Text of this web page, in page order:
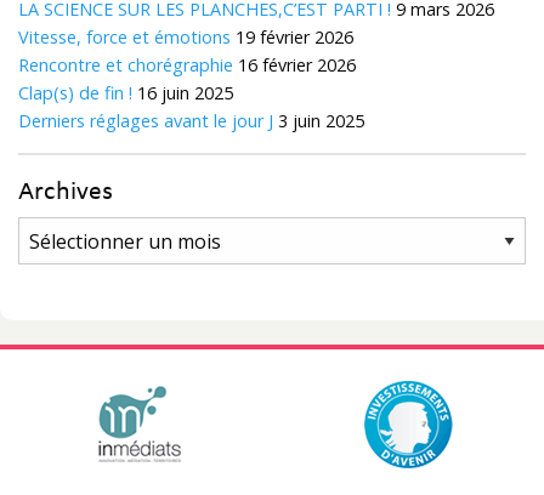
LA SCIENCE SUR LES PLANCHES,C’EST PARTI ! 9 mars 2026
Vitesse, force et émotions 19 février 2026
Rencontre et chorégraphie 16 février 2026
Clap(s) de fin ! 16 juin 2025
Derniers réglages avant le jour J 3 juin 2025
Archives
Archives